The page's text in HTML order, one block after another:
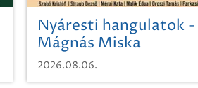
Nyáresti hangulatok -
Mágnás Miska
2026.08.06.